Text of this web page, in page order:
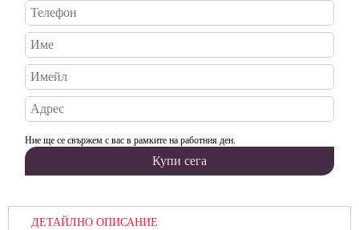
Ние ще се свържем с вас в рамките на работния ден.
ДЕТАЙЛНО ОПИСАНИЕ